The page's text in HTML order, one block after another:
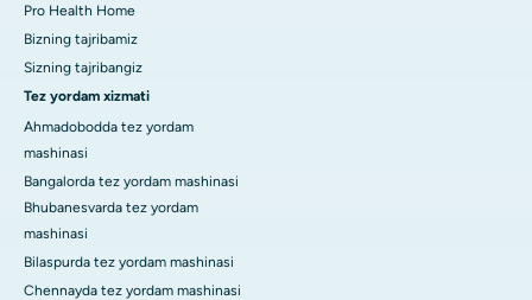
Pro Health Home
Bizning tajribamiz
Sizning tajribangiz
Tez yordam xizmati
Ahmadobodda tez yordam
mashinasi
Bangalorda tez yordam mashinasi
Bhubanesvarda tez yordam
mashinasi
Bilaspurda tez yordam mashinasi
Chennayda tez yordam mashinasi